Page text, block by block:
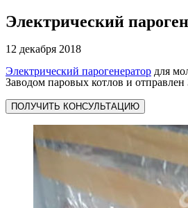
Электрический
12 декабря 2018
Электрический парогенератор для
Заводом паровых котлов и отправлен
ПОЛУЧИТЬ КОНСУЛЬТАЦИЮ